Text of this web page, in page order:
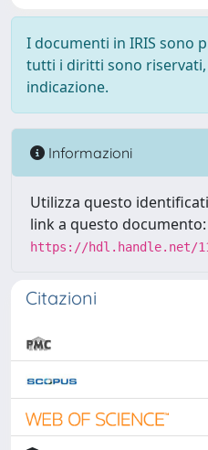
I documenti in IRIS sono
tutti i diritti sono riservati,
indicazione.
Informazioni
Utilizza questo
link a questo documento:
https://hdl.handle.net/
Citazioni